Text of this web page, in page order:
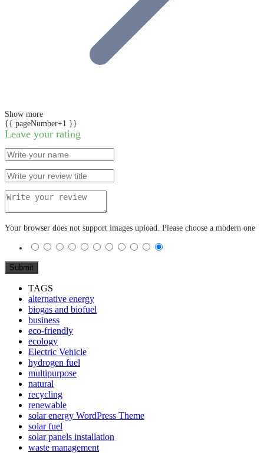
Show more
{{ pageNumber+1 }}
Leave your rating
Your browser does not support images upload. Please choose a modern one
TAGS
alternative energy
biogas and biofuel
business
eco-friendly
ecology
Electric Vehicle
hydrogen fuel
multipurpose
natural
recycling
renewable
solar energy WordPress Theme
solar fuel
solar panels installation
waste management